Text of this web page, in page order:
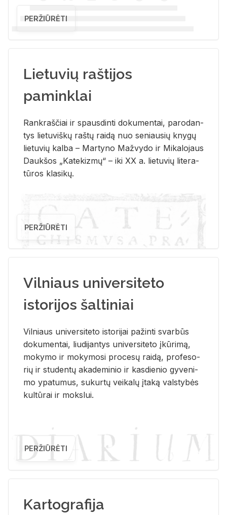
PERŽIŪRĖTI
Lietuvių raštijos
paminklai
Rank­raš­čiai ir spaus­din­ti do­ku­men­tai, pa­ro­dan­
tys lie­tu­viš­kų raš­tų rai­dą nuo se­niau­sių kny­gų
lie­tu­vių kal­ba – Mar­ty­no Ma­žvy­do ir Mi­ka­lo­jaus
Dauk­šos „Ka­te­kiz­mų“ – iki XX a. lie­tu­vių li­te­ra­
tū­ros kla­si­kų.
PERŽIŪRĖTI
Vilniaus universiteto
istorijos šaltiniai
Vil­niaus uni­ver­si­te­to is­to­ri­jai pa­žin­ti svar­būs
do­ku­men­tai, liu­di­jan­tys uni­ver­si­te­to įkū­ri­mą,
mo­ky­mo ir mo­ky­mo­si pro­ce­sų rai­dą, pro­fe­so­
rių ir stu­den­tų aka­de­mi­nio ir kas­die­nio gy­ve­ni­
mo ypa­tu­mus, su­kur­tų vei­ka­lų įta­ką vals­ty­bės
kul­tū­rai ir moks­lui.
PERŽIŪRĖTI
Kartografija